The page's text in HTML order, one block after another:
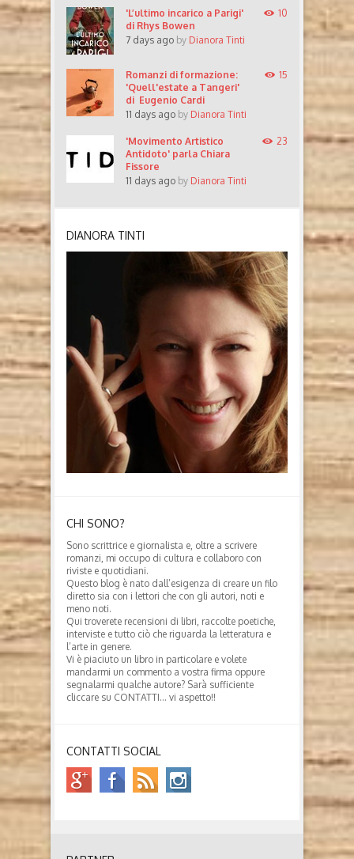
'L’ultimo incarico a Parigi'
di Rhys Bowen
7 days ago by Dianora Tinti
10
Romanzi di formazione:
'Quell'estate a Tangeri'
di Eugenio Cardi
11 days ago by Dianora Tinti
15
'Movimento Artistico
Antidoto' parla Chiara
Fissore
11 days ago by Dianora Tinti
23
DIANORA TINTI
CHI SONO?
Sono scrittrice e giornalista e, oltre a scrivere
romanzi, mi occupo di cultura e collaboro con
riviste e quotidiani.
Questo blog è nato dall’esigenza di creare un filo
diretto sia con i lettori che con gli autori, noti e
meno noti.
Qui troverete recensioni di libri, raccolte poetiche,
interviste e tutto ciò che riguarda la letteratura e
l’arte in genere.
Vi è piaciuto un libro in particolare e volete
mandarmi un commento a vostra firma oppure
segnalarmi qualche autore? Sarà sufficiente
cliccare su CONTATTI… vi aspetto!!
CONTATTI SOCIAL